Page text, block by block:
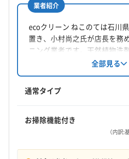
所在地
富山県富山市寺島635-2
対応地域
かほく市 羽咋市
白山市
野々市市 羽咋郡志賀町
河北郡内灘町
(
(富山県) 高岡市
(富山県) 中新川
(富山県)
(富山県) 砺波市
(富山県) 南砺市
業者紹介
ecoクリーン ねこのては石川
置き、小村尚之氏が店長を務
ニング業者です。天然植物洗
抗菌加工を使用し、安心安全
供。お掃除機能付きエアコン
応し、損害保険にも加入済み
対応可能で、消臭抗菌コート
全部見る
通常タイプ
お掃除機能付き
（内訳: